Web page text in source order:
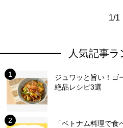
1/1
人気記事
ジュワッと旨い！ゴ
絶品レシピ3選
「ベトナム料理で